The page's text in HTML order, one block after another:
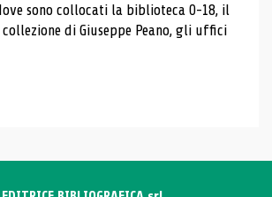
sono collocati la biblioteca 0-18, il
di Giuseppe Peano, gli uffici